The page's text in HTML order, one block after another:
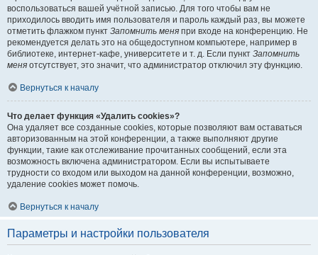
воспользоваться вашей учётной записью. Для того чтобы вам не
приходилось вводить имя пользователя и пароль каждый раз, вы можете
отметить флажком пункт Запомнить меня при входе на конференцию. Не
рекомендуется делать это на общедоступном компьютере, например в
библиотеке, интернет-кафе, университете и т. д. Если пункт Запомнить
меня отсутствует, это значит, что администратор отключил эту функцию.
Вернуться к началу
Что делает функция «Удалить cookies»?
Она удаляет все созданные cookies, которые позволяют вам оставаться
авторизованным на этой конференции, а также выполняют другие
функции, такие как отслеживание прочитанных сообщений, если эта
возможность включена администратором. Если вы испытываете
трудности со входом или выходом на данной конференции, возможно,
удаление cookies может помочь.
Вернуться к началу
Параметры и настройки пользователя